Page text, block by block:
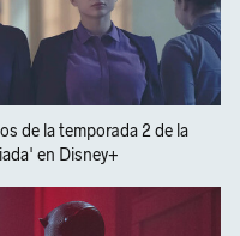
de la temporada 2 de la
en Disney+